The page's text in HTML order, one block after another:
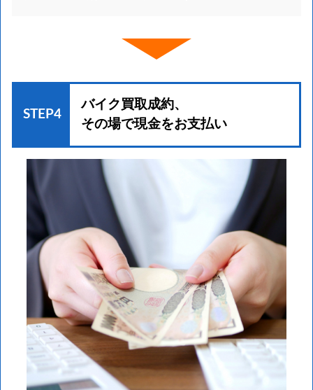
STEP4
バイク買取成約、
その場で現金をお支払い